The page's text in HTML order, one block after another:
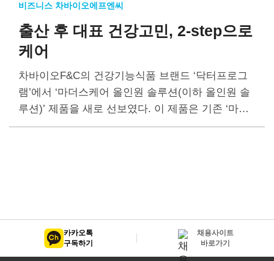
비즈니스 차바이오에프엔씨
출산 후 대표 건강고민, 2-step으로
케어
차바이오F&C의 건강기능식품 브랜드 ‘닥터프로그
램’에서 ‘마더스케어 올인원 솔루션(이하 올인원 솔
루션)’ 제품을 새로 선보였다. 이 제품은 기존 ‘마더
스케어 올인원 플러스 3단계(이하 플러스3)’ 제품과
카카오톡
구독하기
채용사이트
바로가기